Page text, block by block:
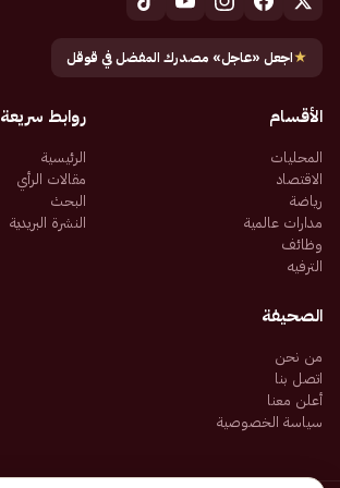
★اجعل «عاجل» مصدرك المفضل في قوقل
الأقسام
المحليات
الاقتصاد
رياضة
مدارات عالمية
وظائف
الترفيه
روابط سريعة
الرئيسية
مقالات الرأي
البحث
النشرة البريدية
الصحيفة
من نحن
اتصل بنا
أعلن معنا
سياسة الخصوصية